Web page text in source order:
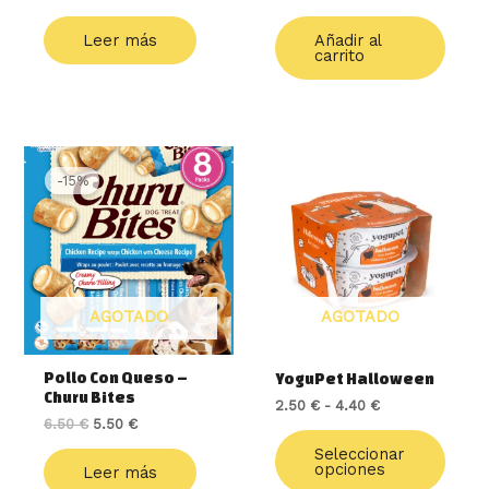
Leer más Añadir al
carrito
AGOTADO
-15%
Pollo Con Queso –
Churu Bites
6.50€
El
precio
original
era:
6.50 €.
5.50 €
El
precio
actual
es:
5.50 €.
Leer más
AGOTADO
YoguPet Halloween
2.50 € - 4.40 €
precios:
desde
2.50 €
hasta
4.40 €
Seleccionar
opciones
de